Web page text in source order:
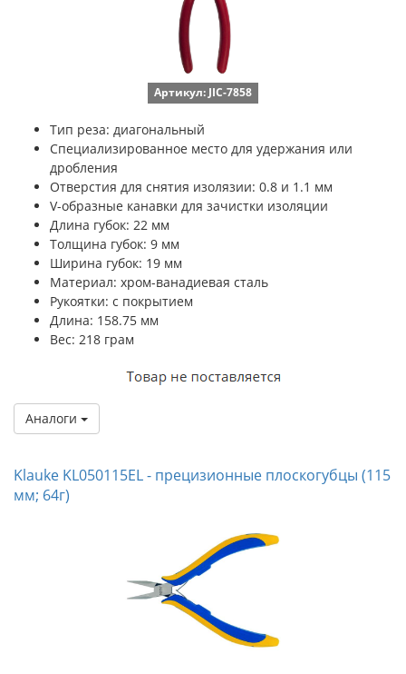
Артикул: JIC-7858
Тип реза: диагональный
Специализированное место для удержания или
дробления
Отверстия для снятия изолязии: 0.8 и 1.1 мм
V-образные канавки для зачистки изоляции
Длина губок: 22 мм
Толщина губок: 9 мм
Ширина губок: 19 мм
Материал: хром-ванадиевая сталь
Рукоятки: с покрытием
Длина: 158.75 мм
Вес: 218 грам
Аналоги
Klauke KL050115EL - прецизионные плоскогубцы (115
мм; 64г)